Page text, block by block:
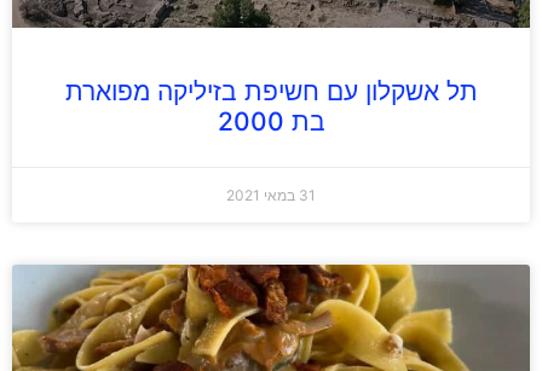
תל אשקלון עם חשיפת בזיליקה מפוארת
בת 2000
31 במאי 2021